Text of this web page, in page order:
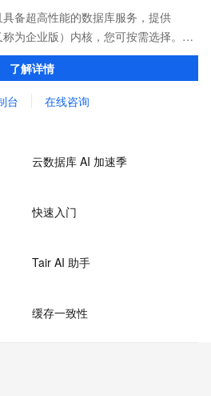
备超高性能的数据库服务，提供
为企业版）内核，您可按需选择。保
用程序起到加速作用，在对时延有严
了解详情
台 在线咨询
云数据库 AI 加速季
快速入门
Tair AI 助手
缓存一致性